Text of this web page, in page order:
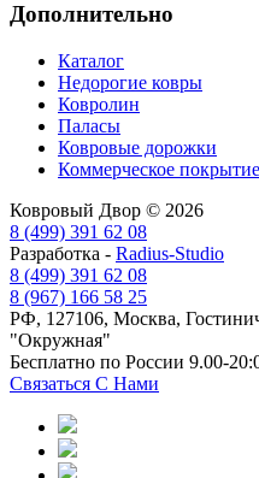
Дополнительно
Каталог
Недорогие ковры
Ковролин
Паласы
Ковровые дорожки
Коммерческое покрытие
Ковровый Двор © 2026
8 (499) 391 62 08
Разработка - Radius-Studio
8 (499) 391 62 08
8 (967) 166 58 25
РФ, 127106, Москва,
"Окружная"
Бесплатно по России 9.00-
Связаться С Нами